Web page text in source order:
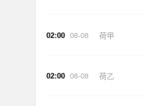
02:00 08-08 荷甲
02:00 08-08 荷乙